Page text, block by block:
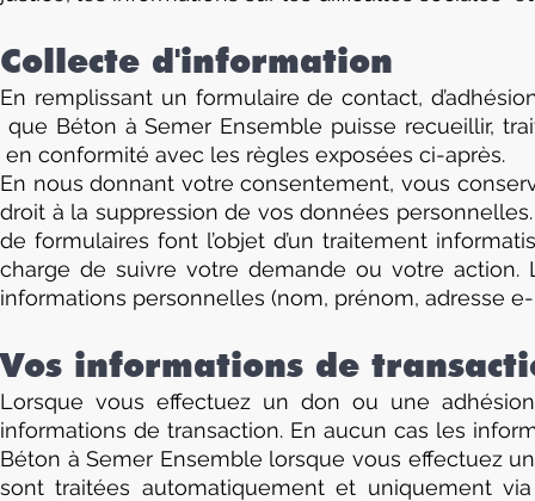
Collecte d'information
En remplissant un formulaire de contact,
que Béton à Semer Ensemble puisse recueillir,
en conformité avec les règles exposées ci-après.
En nous donnant votre consentement, vous
droit à la suppression de vos données
de formulaires font l’objet d’un traitement
charge de suivre votre demande ou votre
informations personnelles (nom, prénom, adresse
Vos informations de
Lorsque vous effectuez un don ou une
informations de transaction. En aucun cas les
Béton à Semer Ensemble lorsque vous effectuez
sont traitées automatiquement et uniquement